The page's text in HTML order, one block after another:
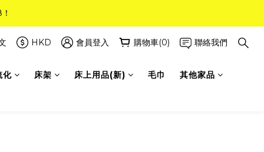
限標準尺寸)
HKD 會員登入 購物車(0) 聯絡我們
化 床架 床上用品(新) 毛巾 其他家品